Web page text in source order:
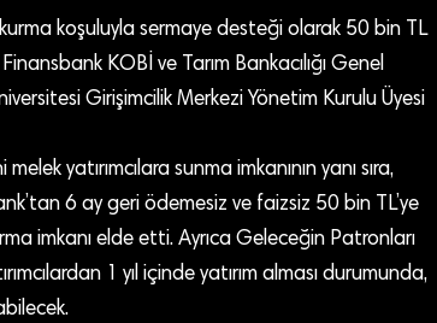
koşuluyla sermaye desteği olarak 50 bin TL
KOBİ ve Tarım Bankacılığı Genel
Girişimcilik Merkezi Yönetim Kurulu Üyesi
yatırımcılara sunma imkanının yanı sıra,
6 ay geri ödemesiz ve faizsiz 50 bin TL’ye
imkanı elde etti. Ayrıca Geleceğin Patronları
1 yıl içinde yatırım alması durumunda,